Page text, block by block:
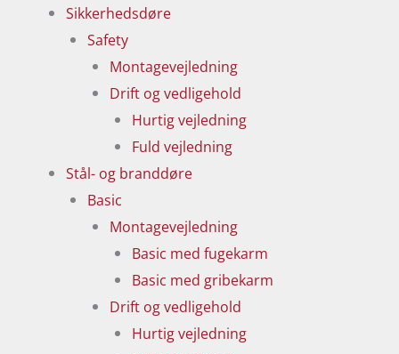
Sikkerhedsdøre
Safety
Montagevejledning
Drift og vedligehold
Hurtig vejledning
Fuld vejledning
Stål- og branddøre
Basic
Montagevejledning
Basic med fugekarm
Basic med gribekarm
Drift og vedligehold
Hurtig vejledning